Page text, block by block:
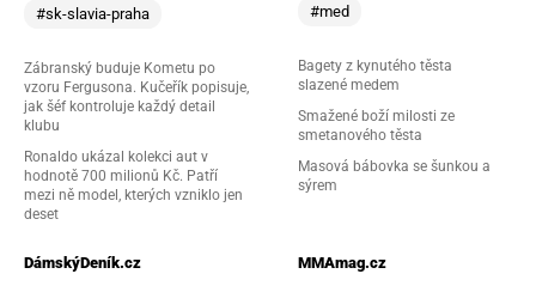
#sk-slavia-praha
Zábranský buduje Kometu po
vzoru Fergusona. Kučeřík popisuje,
jak šéf kontroluje každý detail
klubu
Ronaldo ukázal kolekci aut v
hodnotě 700 milionů Kč. Patří
mezi ně model, kterých vzniklo jen
deset
#med
Bagety z kynutého těsta
slazené medem
Smažené boží milosti ze
smetanového těsta
Masová bábovka se šunkou a
sýrem
DámskýDeník.cz
MMAmag.cz